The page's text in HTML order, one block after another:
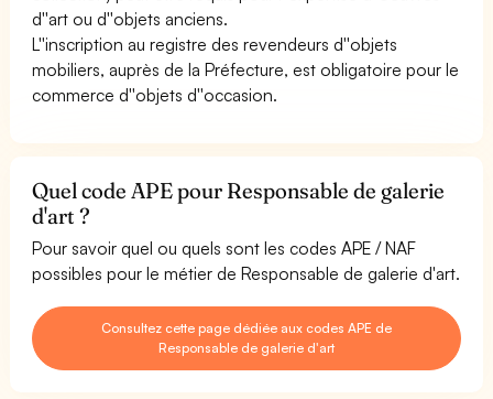
d''art ou d''objets anciens.
L''inscription au registre des revendeurs d''objets
mobiliers, auprès de la Préfecture, est obligatoire pour le
commerce d''objets d''occasion.
Quel code APE pour Responsable de galerie
d'art ?
Pour savoir quel ou quels sont les codes APE / NAF
possibles pour le métier de Responsable de galerie d'art.
Consultez cette page dédiée aux codes APE de
Responsable de galerie d'art